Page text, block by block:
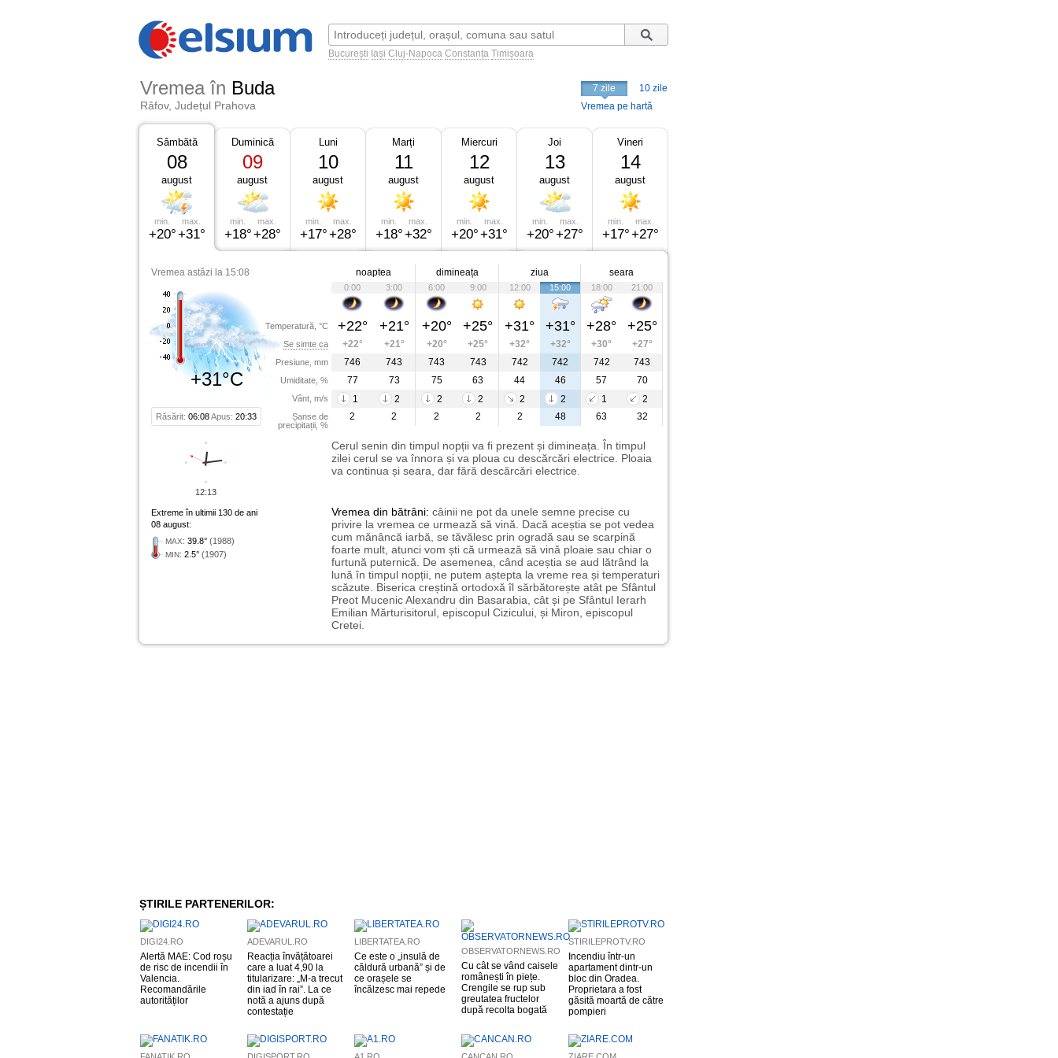
București Iași Cluj-Napoca Constanța Timișoara
Vremea în Buda
Râfov, Județul Prahova
7 zile
10 zile
Vremea pe hartă
Sâmbătă
08
august
min.
+20°
max.
+31°
Duminică
09
august
min.
+18°
max.
+28°
Luni
10
august
min.
+17°
max.
+28°
Marți
11
august
min.
+18°
max.
+32°
Miercuri
12
august
min.
+20°
max.
+31°
Joi
13
august
min.
+20°
max.
+27°
Vineri
14
august
min.
+17°
max.
+27°
Vremea astăzi la 15:08
+31°C
Răsărit: 06:08Apus: 20:33
Temperatură, °C
Se simte ca
Presiune, mm
Umiditate, %
Vânt, m/s
Șanse de
precipitații, %
noaptea dimineața ziua seara
0:00 3:00 6:00 9:00 12:00 15:00 18:00 21:00
+22° +21° +20° +25° +31° +31° +28° +25°
+22° +21° +20° +25° +32° +32° +30°
+27°
746
743 743 743 742 742 742
743
77
73 75 63 44 46 57
70
1
2 2 2 2 2 1
2
2
2 2 2 2 48 63 32
Cerul senin din timpul nopții va fi prezent și dimineața. În timpul
zilei cerul se va înnora și va ploua cu descărcări electrice. Ploaia
va continua și seara, dar fără descărcări electrice.
Extreme în ultimii 130 de ani
08 august:
MAX: 39.8° (1988)
MIN: 2.5° (1907)
Vremea din bătrâni: câinii ne pot da unele semne precise cu
privire la vremea ce urmează să vină. Dacă aceștia se pot vedea
cum mănâncă iarbă, se tăvălesc prin ogradă sau se scarpină
foarte mult, atunci vom ști că urmează să vină ploaie sau chiar o
furtună puternică. De asemenea, când aceștia se aud lătrând la
lună în timpul nopții, ne putem aștepta la vreme rea și temperaturi
scăzute. Biserica creștină ortodoxă îl sărbătorește atât pe Sfântul
Preot Mucenic Alexandru din Basarabia, cât și pe Sfântul Ierarh
Emilian Mărturisitorul, episcopul Cizicului, și Miron, episcopul
Cretei.
12:13
ȘTIRILE PARTENERILOR:
DIGI24.RO
Alertă MAE: Cod roșu
de risc de incendii în
Valencia.
Recomandările
autorităților
ADEVARUL.RO
Reacția învățătoarei
care a luat 4,90 la
titularizare: „M-a trecut
din iad în rai”. La ce
notă a ajuns după
contestație
LIBERTATEA.RO
Ce este o „insulă de
căldură urbană” și de
ce orașele se
încălzesc mai repede
OBSERVATORNEWS.RO
Cu cât se vând caisele
românești în piețe.
Crengile se rup sub
greutatea fructelor
după recolta bogată
STIRILEPROTV.RO
Incendiu într-un
apartament dintr-un
bloc din Oradea.
Proprietara a fost
găsită moartă de către
pompieri